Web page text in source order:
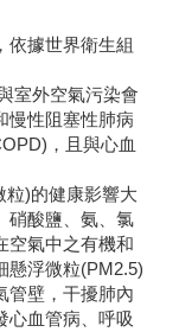
依據世界衛生組
室外空氣污染會
慢性阻塞性肺病
，且與心血
粒)的健康影響大
硝酸鹽、氨、氯
空氣中之有機和
懸浮微粒(PM2.5)
管壁，干擾肺內
心血管病、呼吸